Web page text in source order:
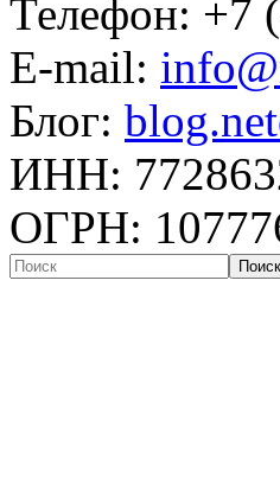
Телефон: +7
E-mail:
Блог:
ИНН:
ОГРН: